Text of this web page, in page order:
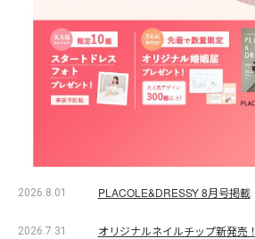
2026.8.01 PLACOLE&DRESSY 8月号掲載
2026.7.31 オリジナルネイルチップ新発売！